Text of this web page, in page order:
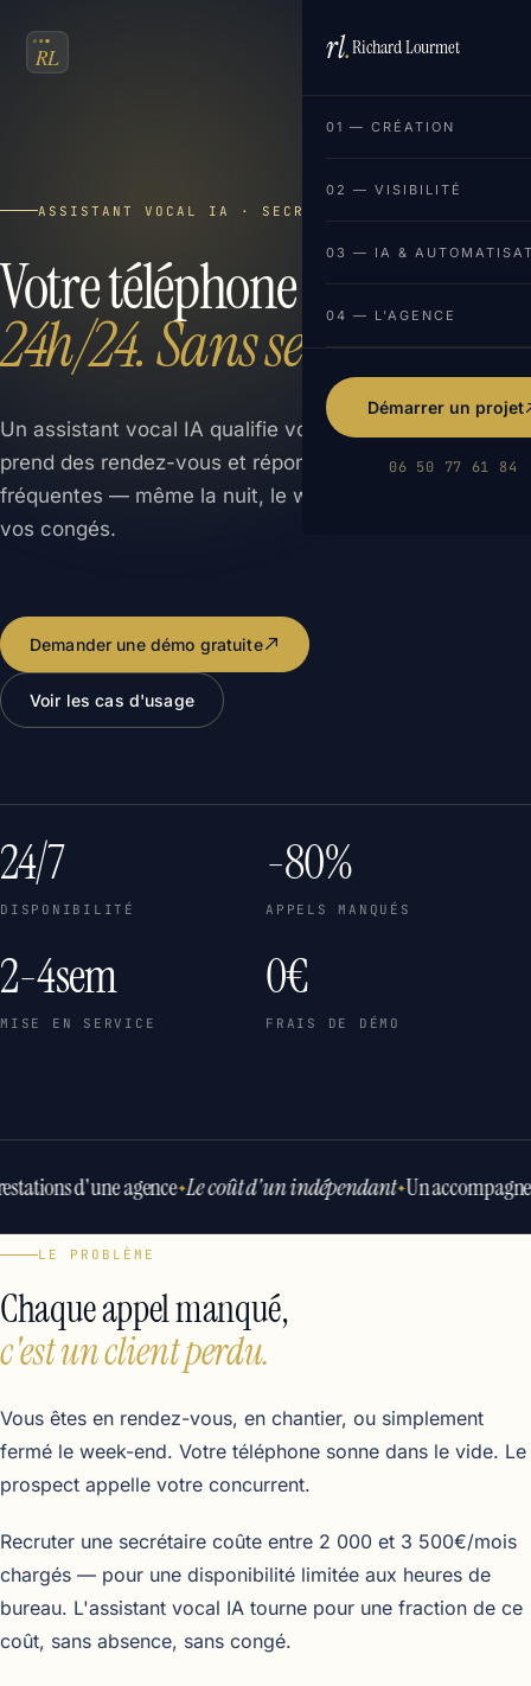
FR EN
rl.Richard Lourmet
01 — CRÉATION
02 — VISIBILITÉ
03 — IA &
04 — L'AGENCE
Démarrer un projet
06 50 77 61 84
ASSISTANT VOCAL IA · SECRÉTARIAT
Votre téléphone décroché
24h/24. Sans secrétaire.
Un assistant vocal IA qualifie vos appels entrants,
prend des rendez-vous et répond à vos questions
fréquentes — même la nuit, le week-end et pendant
vos congés.
Demander une démo gratuite
Voir les cas d'usage
24/7
DISPONIBILITÉ
-80%
APPELS MANQUÉS
2-4sem
MISE EN SERVICE
0€
FRAIS DE DÉMO
d'une agence✦Le coût d'un indépendant✦Un
LE PROBLÈME
Chaque appel manqué,
c'est un client perdu.
Vous êtes en rendez-vous, en chantier, ou simplement
fermé le week-end. Votre téléphone sonne dans le vide. Le
prospect appelle votre concurrent.
Recruter une secrétaire coûte entre 2 000 et 3 500€/mois
chargés — pour une disponibilité limitée aux heures de
bureau. L'assistant vocal IA tourne pour une fraction de ce
coût, sans absence, sans congé.